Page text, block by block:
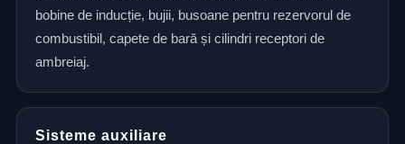
bobine de inducție, bujii, busoane pentru rezervorul de
combustibil, capete de bară și cilindri receptori de
ambreiaj.
Sisteme auxiliare